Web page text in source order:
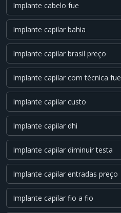
Implante cabelo fue
Implante capilar bahia
Implante capilar brasil preço
Implante capilar com técnica fue
Implante capilar custo
Implante capilar dhi
Implante capilar diminuir testa
Implante capilar entradas preço
Implante capilar fio a fio